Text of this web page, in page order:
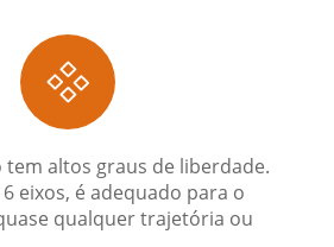

altos graus de liberdade.
eixos, é adequado para o
qualquer trajetória ou